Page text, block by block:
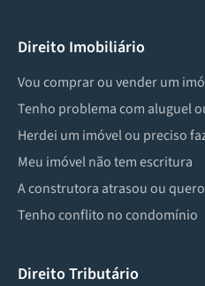
Direito Imobiliário
Vou comprar ou vender um
Tenho problema com aluguel
Herdei um imóvel ou preciso
Meu imóvel não tem escritura
A construtora atrasou ou
Tenho conflito no condomínio
Direito Tributário